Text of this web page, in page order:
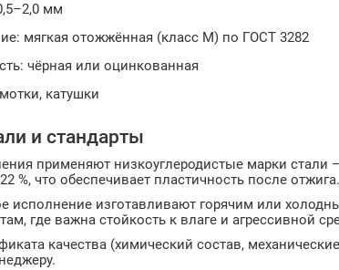
мм
мягкая отожжённая (класс М) по ГОСТ 3282
чёрная или оцинкованная
катушки
и стандарты
применяют низкоуглеродистые марки стали
%, что обеспечивает пластичность после отжига.
исполнение изготавливают горячим или
где важна стойкость к влаге и агрессивной
качества (химический состав,